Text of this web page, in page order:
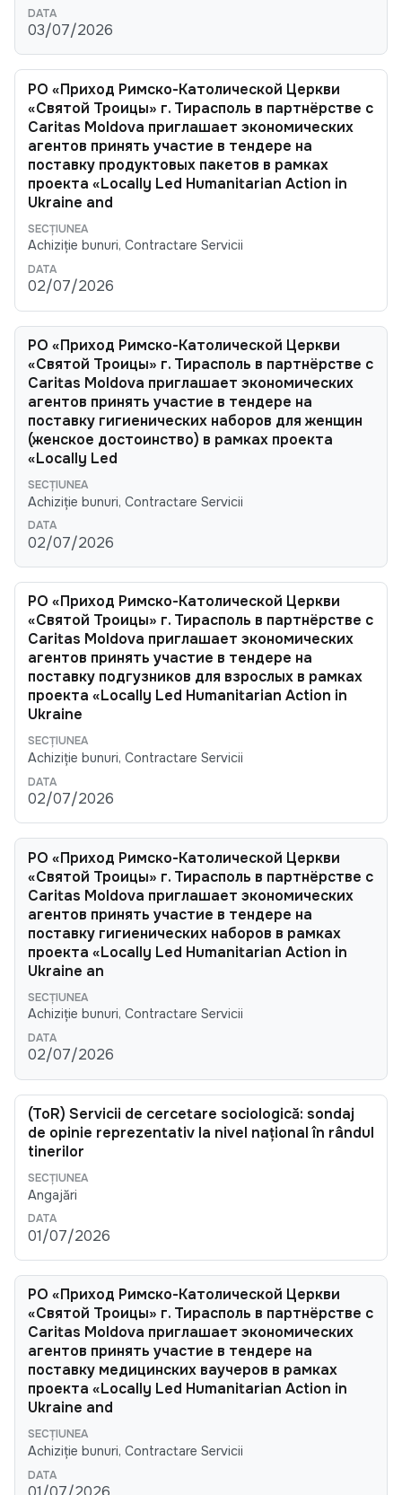
03/07/2026
РО «Приход Римско-Католической Церкви
«Святой Троицы» г. Тирасполь в партнёрстве с
Caritas Moldova приглашает экономических
агентов принять участие в тендере на
поставку продуктовых пакетов в рамках
проекта «Locally Led Humanitarian Action in
Ukraine and
Achiziție bunuri, Contractare Servicii
02/07/2026
РО «Приход Римско-Католической Церкви
«Святой Троицы» г. Тирасполь в партнёрстве с
Caritas Moldova приглашает экономических
агентов принять участие в тендере на
поставку гигиенических наборов для женщин
(женское достоинство) в рамках проекта
«Locally Led
Achiziție bunuri, Contractare Servicii
02/07/2026
РО «Приход Римско-Католической Церкви
«Святой Троицы» г. Тирасполь в партнёрстве с
Caritas Moldova приглашает экономических
агентов принять участие в тендере на
поставку подгузников для взрослых в рамках
проекта «Locally Led Humanitarian Action in
Ukraine
Achiziție bunuri, Contractare Servicii
02/07/2026
РО «Приход Римско-Католической Церкви
«Святой Троицы» г. Тирасполь в партнёрстве с
Caritas Moldova приглашает экономических
агентов принять участие в тендере на
поставку гигиенических наборов в рамках
проекта «Locally Led Humanitarian Action in
Ukraine an
Achiziție bunuri, Contractare Servicii
02/07/2026
(ToR) Servicii de cercetare sociologică: sondaj
de opinie reprezentativ la nivel național în rândul
tinerilor
Angajări
01/07/2026
РО «Приход Римско-Католической Церкви
«Святой Троицы» г. Тирасполь в партнёрстве с
Caritas Moldova приглашает экономических
агентов принять участие в тендере на
поставку медицинских ваучеров в рамках
проекта «Locally Led Humanitarian Action in
Ukraine and
Achiziție bunuri, Contractare Servicii